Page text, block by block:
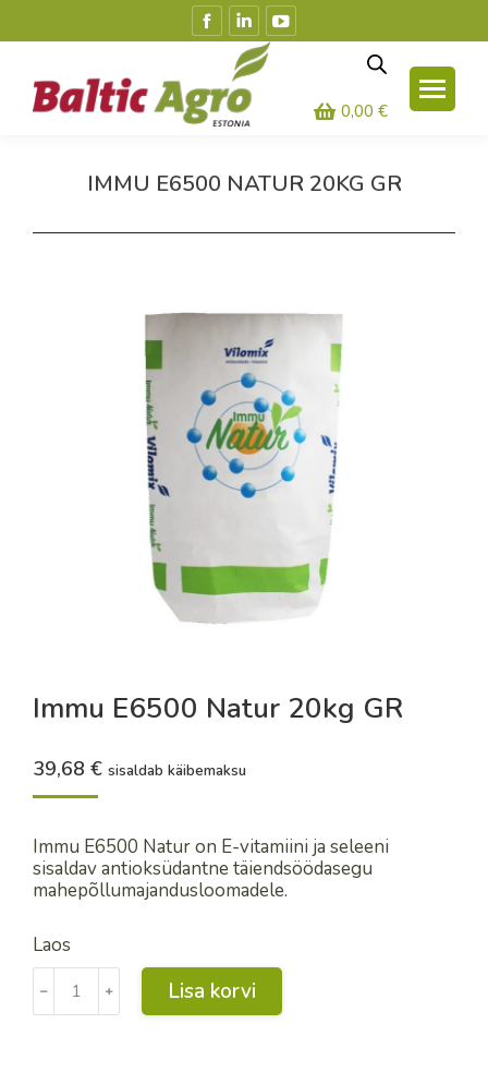
Facebook
leht
avaneb
uues
Linkedin
leht
avaneb
leht
uues 0,00 €
IMMU E6500 NATUR 20KG GR
Immu E6500 Natur 20kg GR
39,68 € sisaldab käibemaksu
Immu E6500 Natur on E-vitamiini ja seleeni
sisaldav antioksüdantne täiendsöödasegu
mahepõllumajandusloomadele.
Laos
Immu
E6500
Natur
﹣ ﹢ Lisa korvi